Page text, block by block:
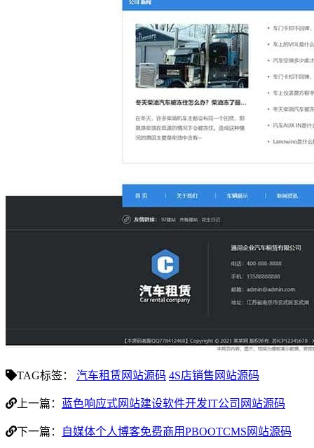
TAG标签： 汽车租赁网站源码 4S店销售网站源码
上一篇： 蓝色响应式网站建设软件开发IT公司网站源码
下一篇： 自媒体个人博客免费商用PBOOTCMS网站源码